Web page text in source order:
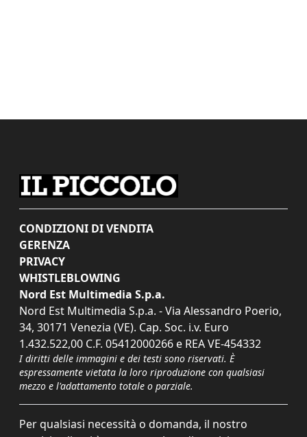
CONDIZIONI DI VENDITA
GERENZA
PRIVACY
WHISTLEBLOWING
Nord Est Multimedia S.p.a.
Nord Est Multimedia S.p.a. - Via Alessandro Poerio,
34, 30171 Venezia (VE). Cap. Soc. i.v. Euro
1.432.522,00 C.F. 05412000266 e REA VE-454332
I diritti delle immagini e dei testi sono riservati. È
espressamente vietata la loro riproduzione con qualsiasi
mezzo e l'adattamento totale o parziale.
Per qualsiasi necessità o domanda, il nostro